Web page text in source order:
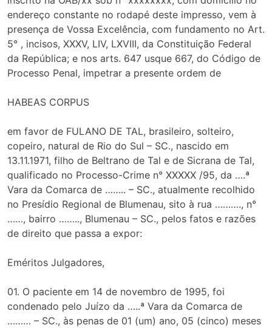
endereço constante no rodapé deste impresso, vem à
presença de Vossa Excelência, com fundamento no Art.
5° , incisos, XXXV, LIV, LXVIII, da Constituição Federal
da República; e nos arts. 647 usque 667, do Código de
Processo Penal, impetrar a presente ordem de
HABEAS CORPUS
em favor de FULANO DE TAL, brasileiro, solteiro,
copeiro, natural de Rio do Sul – SC., nascido em
13.11.1971, filho de Beltrano de Tal e de Sicrana de Tal,
qualificado no Processo-Crime n° XXXXX /95, da ….ª
Vara da Comarca de …….. – SC., atualmente recolhido
no Presídio Regional de Blumenau, sito à rua ………., n°
……, bairro …….., Blumenau – SC., pelos fatos e razões
de direito que passa a expor:
Eméritos Julgadores,
01. O paciente em 14 de novembro de 1995, foi
condenado pelo Juízo da …..ª Vara da Comarca de
……… – SC., às penas de 01 (um) ano, 05 (cinco) meses